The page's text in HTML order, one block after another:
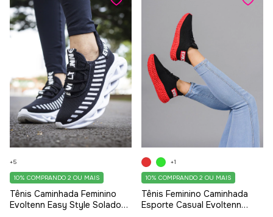
Tênis Caminhada Feminino
Evoltenn Easy Style Solado
10% COMPRANDO 2 OU MAIS
+5
Tênis Feminino Caminhada
Esporte Casual Evoltenn
10% COMPRANDO 2 OU MAIS
+1